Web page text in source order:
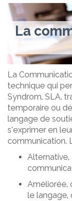
La
La
technique qui
Syndrom, SLA,
temporaire ou
langage de
s’exprimer en
communication.
Alternative,
Améliorée,
le langage,